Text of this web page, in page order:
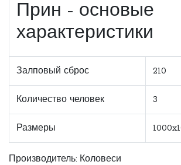
Прин - основые
характеристики
Залповый сброс 210
Количество человек 3
Размеры
Производитель: Коловеси